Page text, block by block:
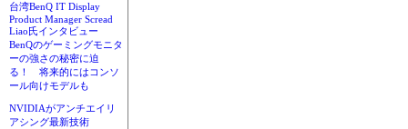
台湾BenQ IT Display
Product Manager Scread
Liao氏インタビュー
BenQのゲーミングモニタ
ーの強さの秘密に迫
る！ 将来的にはコンソ
ール向けモデルも
NVIDIAがアンチエイリ
アシング最新技術